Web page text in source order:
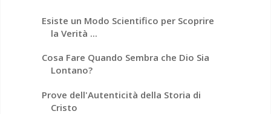
Esiste un Modo Scientifico per Scoprire
la Verità ...
Cosa Fare Quando Sembra che Dio Sia
Lontano?
Prove dell'Autenticità della Storia di
Cristo